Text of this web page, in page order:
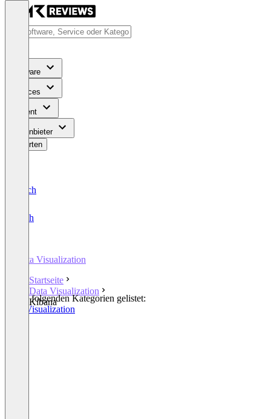
Software
Services
Content
Für Anbieter
Bewerten
Deutsch
English
Data Visualization
Startseite
Data Visualization
Kibana
In den folgenden Kategorien gelistet:
Data Visualization